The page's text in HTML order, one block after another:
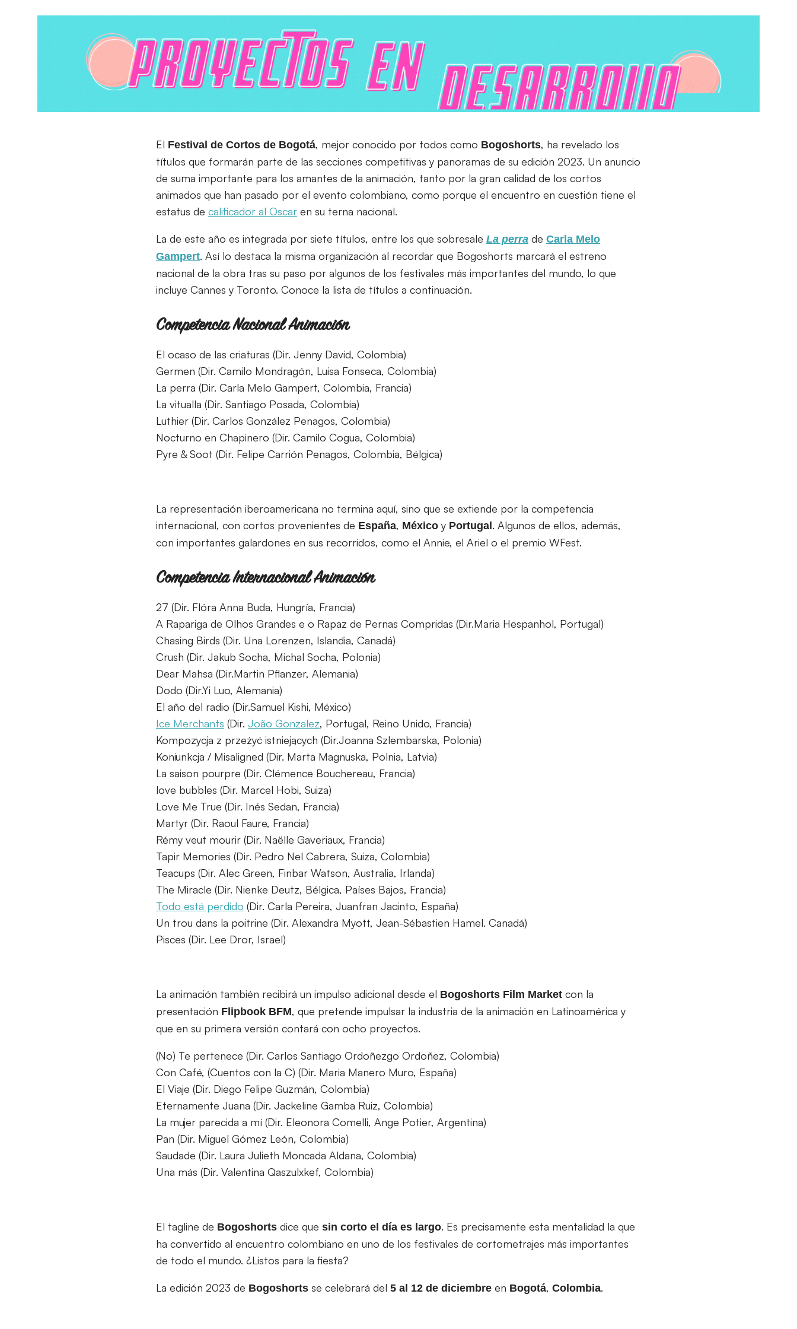
El Festival de Cortos de Bogotá, mejor conocido por todos como Bogoshorts, ha revelado los
títulos que formarán parte de las secciones competitivas y panoramas de su edición 2023. Un anuncio
de suma importante para los amantes de la animación, tanto por la gran calidad de los cortos
animados que han pasado por el evento colombiano, como porque el encuentro en cuestión tiene el
estatus de calificador al Oscar en su terna nacional.
La de este año es integrada por siete títulos, entre los que sobresale La perra de Carla Melo
Gampert. Así lo destaca la misma organización al recordar que Bogoshorts marcará el estreno
nacional de la obra tras su paso por algunos de los festivales más importantes del mundo, lo que
incluye Cannes y Toronto. Conoce la lista de títulos a continuación.
Competencia Nacional Animación
El ocaso de las criaturas (Dir. Jenny David, Colombia)
Germen (Dir. Camilo Mondragón, Luisa Fonseca, Colombia)
La perra (Dir. Carla Melo Gampert, Colombia, Francia)
La vitualla (Dir. Santiago Posada, Colombia)
Luthier (Dir. Carlos González Penagos, Colombia)
Nocturno en Chapinero (Dir. Camilo Cogua, Colombia)
Pyre & Soot (Dir. Felipe Carrión Penagos, Colombia, Bélgica)
La representación iberoamericana no termina aquí, sino que se extiende por la competencia
internacional, con cortos provenientes de España, México y Portugal. Algunos de ellos, además,
con importantes galardones en sus recorridos, como el Annie, el Ariel o el premio WFest.
Competencia Internacional Animación
27 (Dir. Flóra Anna Buda, Hungría, Francia)
A Rapariga de Olhos Grandes e o Rapaz de Pernas Compridas (Dir.Maria Hespanhol, Portugal)
Chasing Birds (Dir. Una Lorenzen, Islandia, Canadá)
Crush (Dir. Jakub Socha, Michal Socha, Polonia)
Dear Mahsa (Dir.Martin Pflanzer, Alemania)
Dodo (Dir.Yi Luo, Alemania)
El año del radio (Dir.Samuel Kishi, México)
Ice Merchants (Dir. João Gonzalez, Portugal, Reino Unido, Francia)
Kompozycja z przeżyć istniejących (Dir.Joanna Szlembarska, Polonia)
Koniunkcja / Misaligned (Dir. Marta Magnuska, Polnia, Latvia)
La saison pourpre (Dir. Clémence Bouchereau, Francia)
love bubbles (Dir. Marcel Hobi, Suiza)
Love Me True (Dir. Inés Sedan, Francia)
Martyr (Dir. Raoul Faure, Francia)
Rémy veut mourir (Dir. Naëlle Gaveriaux, Francia)
Tapir Memories (Dir. Pedro Nel Cabrera, Suiza, Colombia)
Teacups (Dir. Alec Green, Finbar Watson, Australia, Irlanda)
The Miracle (Dir. Nienke Deutz, Bélgica, Países Bajos, Francia)
Todo está perdido (Dir. Carla Pereira, Juanfran Jacinto, España)
Un trou dans la poitrine (Dir. Alexandra Myott, Jean-Sébastien Hamel. Canadá)
Pisces (Dir. Lee Dror, Israel)
La animación también recibirá un impulso adicional desde el Bogoshorts Film Market con la
presentación Flipbook BFM, que pretende impulsar la industria de la animación en Latinoamérica y
que en su primera versión contará con ocho proyectos.
(No) Te pertenece (Dir. Carlos Santiago Ordoñezgo Ordoñez, Colombia)
Con Café, (Cuentos con la C) (Dir. Maria Manero Muro, España)
El Viaje (Dir. Diego Felipe Guzmán, Colombia)
Eternamente Juana (Dir. Jackeline Gamba Ruiz, Colombia)
La mujer parecida a mí (Dir. Eleonora Comelli, Ange Potier, Argentina)
Pan (Dir. Miguel Gómez León, Colombia)
Saudade (Dir. Laura Julieth Moncada Aldana, Colombia)
Una más (Dir. Valentina Qaszulxkef, Colombia)
El tagline de Bogoshorts dice que sin corto el día es largo. Es precisamente esta mentalidad la que
ha convertido al encuentro colombiano en uno de los festivales de cortometrajes más importantes
de todo el mundo. ¿Listos para la fiesta?
La edición 2023 de Bogoshorts se celebrará del 5 al 12 de diciembre en Bogotá, Colombia.